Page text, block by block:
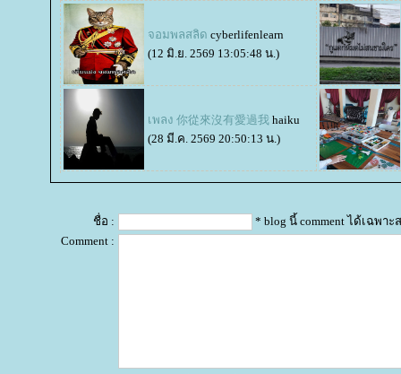
จอมพลสลิด cyberlifenlearn
(12 มิ.ย. 2569 13:05:48 น.)
เพลง 你從來沒有愛過我 haiku
(28 มี.ค. 2569 20:50:13 น.)
ชื่อ :
* blog นี้ comment ได้เฉพาะ
Comment :